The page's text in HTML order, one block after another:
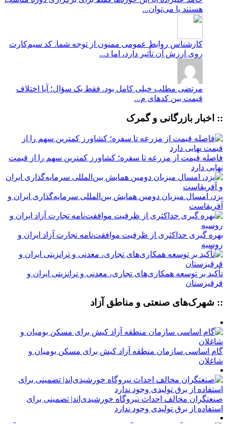
هستند یا می‌توان...
کارشناس روابط عمومی ممنون از توجه شما. کد سیم‌کارت
روی ارزش آن تأثیر دارد، اما د...
مرتضی مطلب خیلی کامل بود. فقط یک سؤال؛ آیا اختلاف
قیمت بین کدهای م...
:: اخبار بازرگانی و گمرک
فاصله قیمت از مزرعه تا سفره؛ کشاورز کمترین سهم را از قیمت
نهایی دارد
یزد، امسال میزبان دومین همایش بین‌المللی سرمایه‌گذاری ایران و
آفریقاست
بهره گیری حداکثری از ظرفیت موافقت‌نامه تجارت آزاد ایران و
روسیه
تأکید بر توسعه همکاری‌های تجاری، معدنی و ترانزیتی ایران و
قرقیزستان
:: شهرک‌های صنعتی و مناطق آزاد
گام اساسی سازمان منطقه آزاد کیش برای مسکن بومیان و
شاغلان
صنعتگران مخالف احداث نیروگاه خورشیدی‌اند| تضمینی برای
استفاده از برق تولیدی وجود ندارد